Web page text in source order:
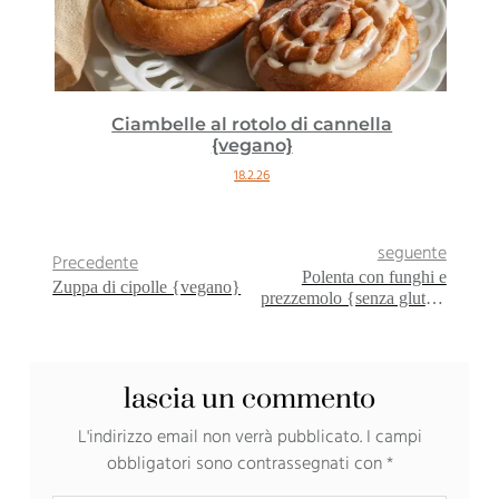
Ciambelle al rotolo di cannella
{vegano}
18.2.26
Precedente
Zuppa di cipolle {vegano}
seguente
Polenta con funghi e
prezzemolo {senza glutine
lascia un commento
L'indirizzo email non verrà pubblicato. I campi
obbligatori sono contrassegnati con*